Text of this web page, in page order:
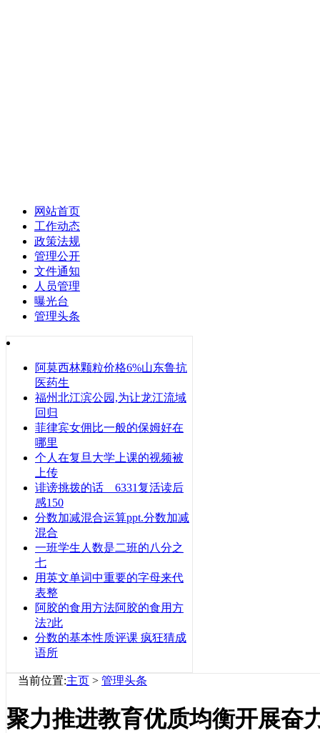
网站首页
工作动态
政策法规
管理公开
文件通知
人员管理
曝光台
管理头条
阿莫西林颗粒价格6%山东鲁抗
医药生
福州北江滨公园,为让龙江流域
回归
菲律宾女佣比一般的保姆好在
哪里
个人在复旦大学上课的视频被
上传
诽谤挑拨的话 6331复活读后
感150
分数加减混合运算ppt.分数加减
混合
一班学生人数是二班的八分之
七
用英文单词中重要的字母来代
表整
阿胶的食用方法阿胶的食用方
法?此
分数的基本性质评课 疯狂猜成
语所
当前位置:主页 > 管理头条
聚力推进教育优质均衡开展奋